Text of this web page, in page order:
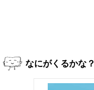
なにがくるかな？